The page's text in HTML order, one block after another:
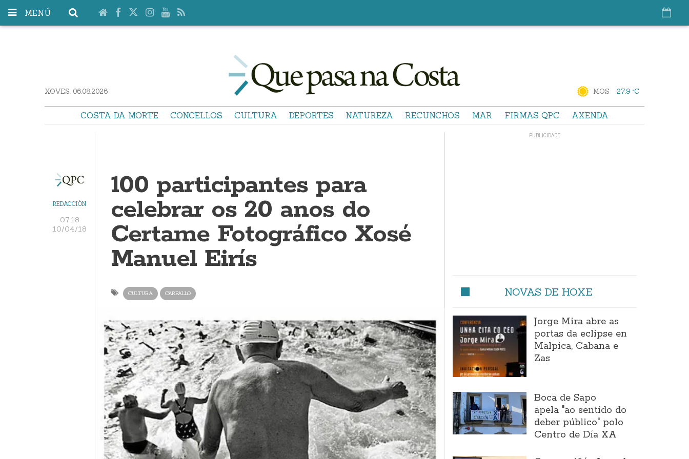
MENÚ
XOVES. 06.08.2026 MOS 27.9 °C
COSTA DA MORTE CONCELLOS CULTURA DEPORTES NATUREZA RECUNCHOS MAR FIRMAS QPC AXENDA
REDACCIÓN
07:18
10/04/18
100 participantes para
celebrar os 20 anos do
Certame Fotográfico Xosé
Manuel Eirís
CULTURA CARBALLO NOVAS DE HOXE
Jorge Mira abre as
portas da eclipse en
Malpica, Cabana e
Zas
Boca de Sapo
apela "ao sentido do
deber público" polo
Centro de Día XA